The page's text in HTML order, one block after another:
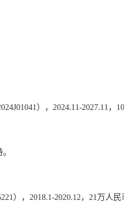
），2024.11-2027.11，
），2018.1-2020.12，21万人民